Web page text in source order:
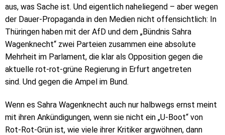
aus, was Sache ist. Und eigentlich naheliegend – aber wegen
der Dauer-Propaganda in den Medien nicht offensichtlich: In
Thüringen haben mit der AfD und dem „Bündnis Sahra
Wagenknecht“ zwei Parteien zusammen eine absolute
Mehrheit im Parlament, die klar als Opposition gegen die
aktuelle rot-rot-grüne Regierung in Erfurt angetreten
sind. Und gegen die Ampel im Bund.
Wenn es Sahra Wagenknecht auch nur halbwegs ernst meint
mit ihren Ankündigungen, wenn sie nicht ein „U-Boot“ von
Rot-Rot-Grün ist, wie viele ihrer Kritiker argwöhnen, dann